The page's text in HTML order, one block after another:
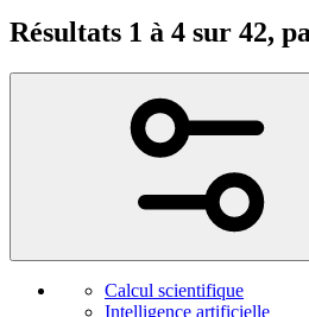
Résultats 1 à 4 sur 42,
Calcul scientifique
Intelligence artificielle